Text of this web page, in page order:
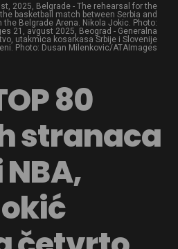
2025, Belgrade - The rehearsal for the
basketball match between Serbia and
the Belgrade Arena. Nikola Jokic. Photo:
21, avgust 2025, Beograd - Generalna
utakmica kosarkasa Srbije i Slovenije
Photo: Dusan Milenkovic/ATAImages
80
stranaca